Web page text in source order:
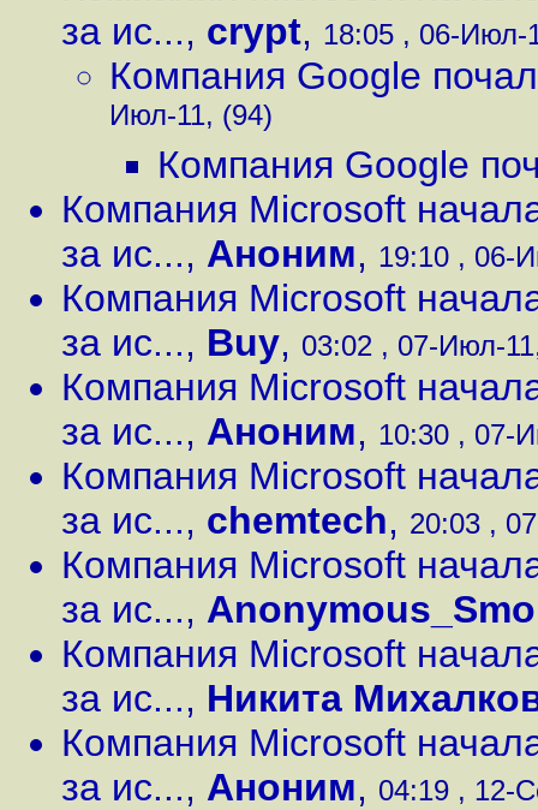
за ис..., crypt, 18:05 , 06-Июл-
Компания Google
Июл-11, (94)
Компания Google
Компания Microsoft
за ис..., Аноним, 19:10 , 06-
Компания Microsoft
за ис..., Buy, 03:02 , 07-Июл-
Компания Microsoft
за ис..., Аноним, 10:30 , 07-
Компания Microsoft
за ис..., chemtech, 20:03 ,
Компания Microsoft
за ис...,
Компания Microsoft
за ис..., Никита
Компания Microsoft
за ис..., Аноним, 04:19 , 12-